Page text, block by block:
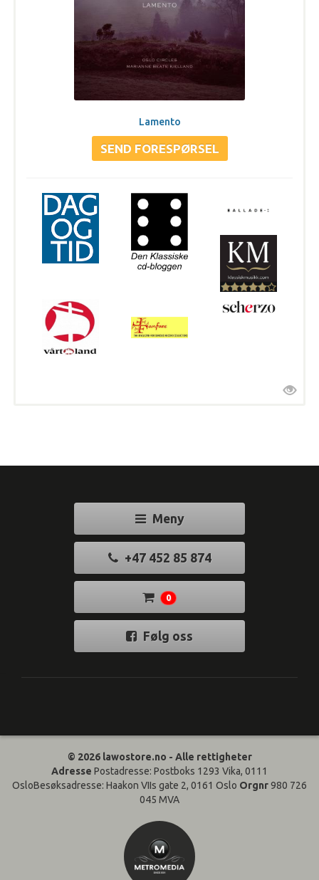
Lamento
Meny
+47 452 85 874
0
Følg oss
© 2026 lawostore.no - Alle rettigheter
Adresse Postadresse: Postboks 1293 Vika, 0111
OsloBesøksadresse: Haakon VIIs gate 2, 0161 Oslo Orgnr980 726
045 MVA